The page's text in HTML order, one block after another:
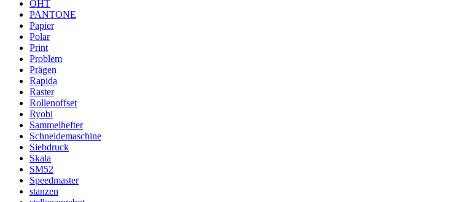
OHT
PANTONE
Papier
Polar
Print
Problem
Prägen
Rapida
Raster
Rollenoffset
Ryobi
Sammelhefter
Schneidemaschine
Siebdruck
Skala
SM52
Speedmaster
stanzen